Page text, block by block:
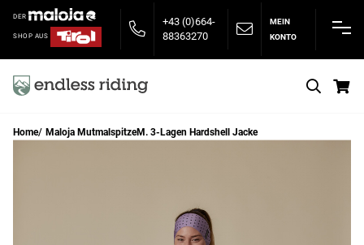
DER
SHOP AUS
+43 (0)664-
88363270
MEIN
KONTO
Home Maloja MutmalspitzeM. 3-Lagen Hardshell Jacke